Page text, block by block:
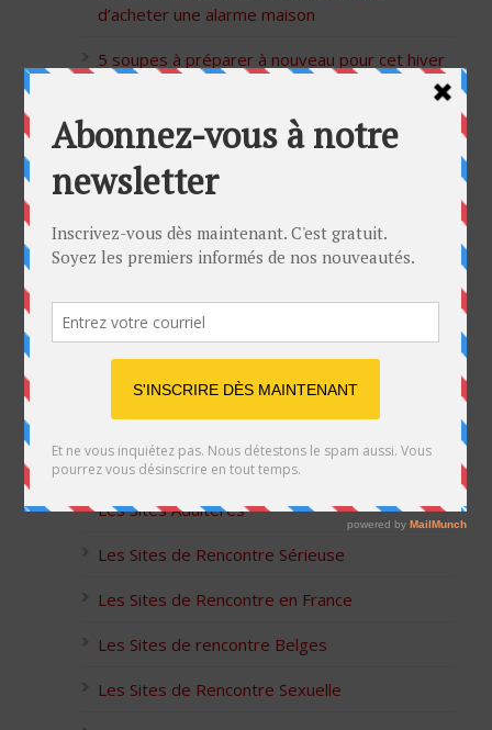
d’acheter une alarme maison
5 soupes à préparer à nouveau pour cet hiver
5 idées cadeaux Moulinex pour votre mère
pour l’Action de Grâce
Blague de café: Une femme infidèle trompe
son mari
Listes des Sites de Rencontre
Les Sites Libertins
Les Apps pour les Couples Échangistes
Les Sites Adultères
Les Sites de Rencontre Sérieuse
Les Sites de Rencontre en France
Les Sites de rencontre Belges
Les Sites de Rencontre Sexuelle